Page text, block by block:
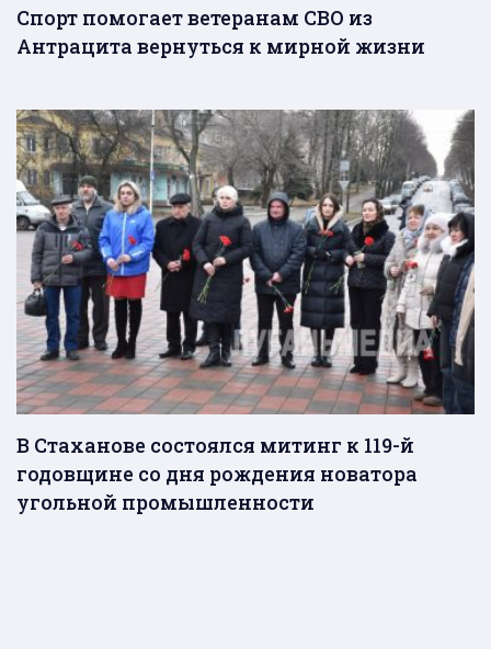
Спорт помогает ветеранам СВО из
Антрацита вернуться к мирной жизни
В Стаханове состоялся митинг к 119-й
годовщине со дня рождения новатора
угольной промышленности